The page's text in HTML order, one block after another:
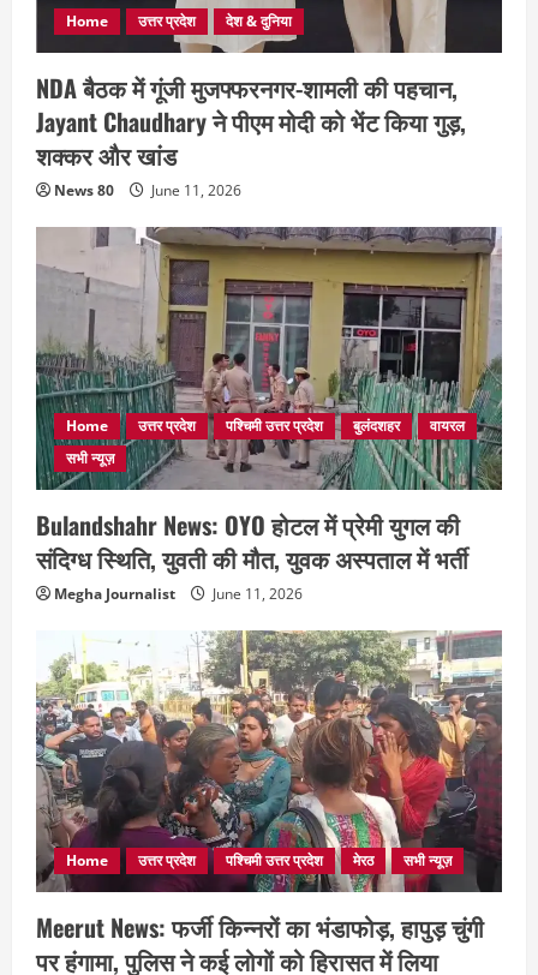
Home उत्तर प्रदेश देश & दुनिया
NDA बैठक में गूंजी मुजफ्फरनगर-शामली की पहचान,
Jayant Chaudhary ने पीएम मोदी को भेंट किया गुड़,
शक्कर और खांड
News 80 June 11, 2026
Home उत्तर प्रदेश पश्चिमी उत्तर प्रदेश बुलंदशहर
वायरल
सभी न्यूज़
Bulandshahr News: OYO होटल में प्रेमी युगल की
संदिग्ध स्थिति, युवती की मौत, युवक अस्पताल में भर्ती
Megha Journalist June 11, 2026
Home उत्तर प्रदेश पश्चिमी उत्तर प्रदेश मेरठ सभी न्यूज़
Meerut News: फर्जी किन्नरों का भंडाफोड़, हापुड़ चुंगी
पर हंगामा, पुलिस ने कई लोगों को हिरासत में लिया